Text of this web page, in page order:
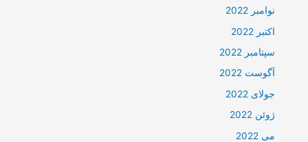
نوامبر 2022
اکتبر 2022
سپتامبر 2022
آگوست 2022
جولای 2022
ژوئن 2022
می 2022